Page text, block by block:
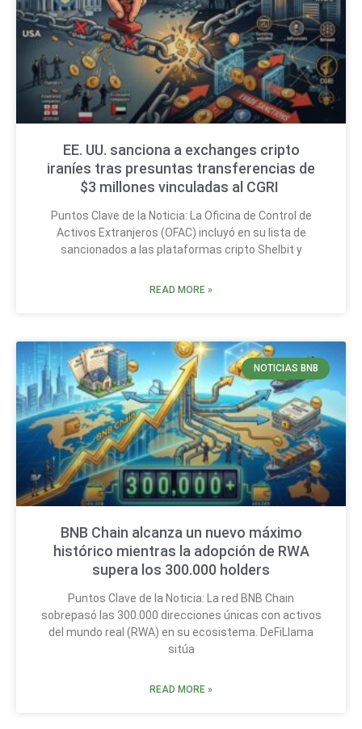
EE. UU. sanciona a exchanges cripto
iraníes tras presuntas transferencias de
$3 millones vinculadas al CGRI
Puntos Clave de la Noticia: La Oficina de Control de
Activos Extranjeros (OFAC) incluyó en su lista de
sancionados a las plataformas cripto Shelbit y
READ MORE »
NOTICIAS BNB
BNB Chain alcanza un nuevo máximo
histórico mientras la adopción de RWA
supera los 300.000 holders
Puntos Clave de la Noticia: La red BNB Chain
sobrepasó las 300.000 direcciones únicas con activos
del mundo real (RWA) en su ecosistema. DeFiLlama
sitúa
READ MORE »